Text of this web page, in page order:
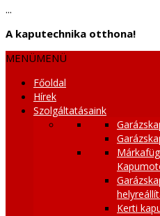
...
A kaputechnika otthona!
MENÜMENÜ
Főoldal
Hírek
Szolgáltatásaink
Kerti